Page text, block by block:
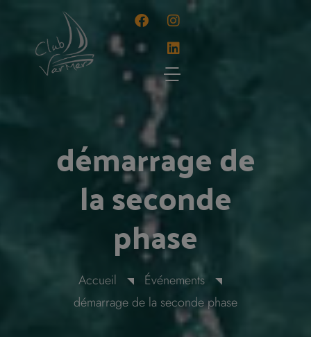
Panneau de gestion des cookies
démarrage de
la seconde
phase
Accueil
Événements
démarrage de la seconde phase